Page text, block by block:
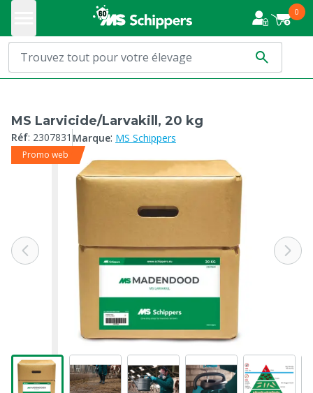
0
MS Larvicide/Larvakill, 20 kg
Réf: 2307831 Marque: MS Schippers
Promo web